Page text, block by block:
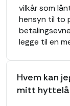
vilkår som
hensyn til to
legge til en
Hvem kan
mitt